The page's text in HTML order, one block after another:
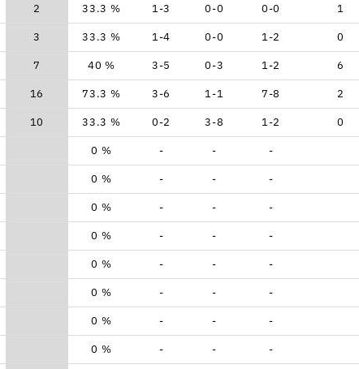
2 33.3 % 1-3 0-0 0-0 1
3 33.3 % 1-4 0-0 1-2 0
7 40 % 3-5 0-3 1-2 6
16 73.3 % 3-6 1-1 7-8 2
10 33.3 % 0-2 3-8 1-2 0
0 % - - -
0 % - - -
0 % - - -
0 % - - -
0 % - - -
0 % - - -
0 % - - -
0 % - - -